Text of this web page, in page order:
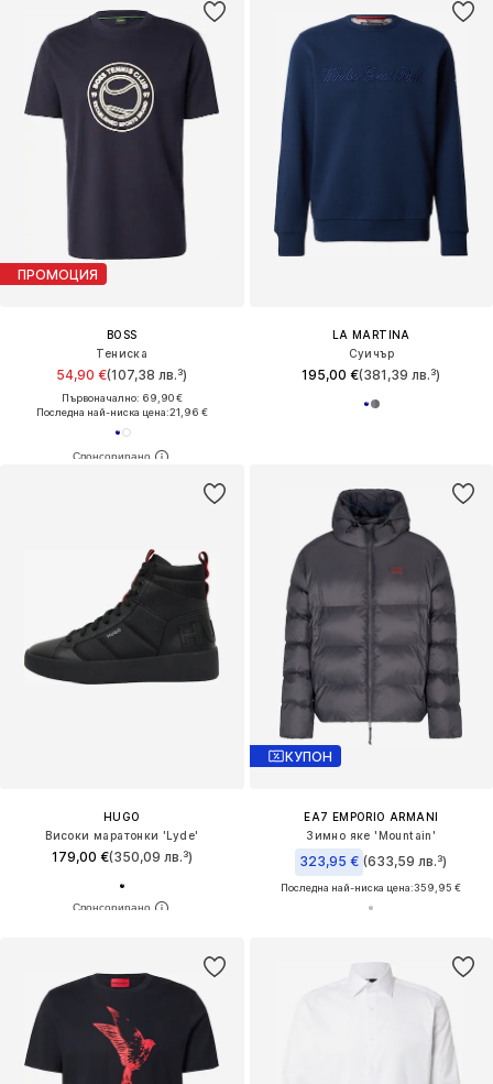
ПРОМОЦИЯ
BOSS
Тениска
54,90 €(107,38 лв.³)
Първоначално: 69,90 €
Последна най-ниска цена:21,96 €
LA MARTINA
Суичър
195,00 €(381,39 лв.³)
HUGO
Високи маратонки 'Lyde'
179,00 €(350,09 лв.³)
КУПОН
EA7 EMPORIO ARMANI
Зимно яке 'Mountain'
323,95 € (633,59 лв.³)
Последна най-ниска цена:359,95 €